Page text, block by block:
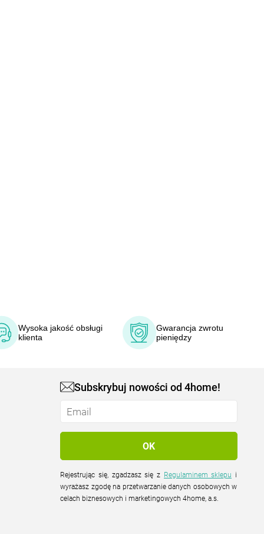
Wysoka jakość obsługi
klienta
Gwarancja zwrotu
pieniędzy
Subskrybuj nowości od 4home!
Rejestrując się, zgadzasz się z Regulaminem sklepu
wyrażasz zgodę na przetwarzanie danych osobowych w
celach biznesowych i marketingowych 4home, a.s.